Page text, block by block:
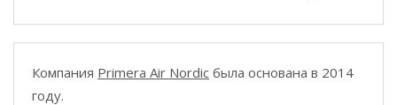
Компания Primera Air Nordic была основана в 2014
году.